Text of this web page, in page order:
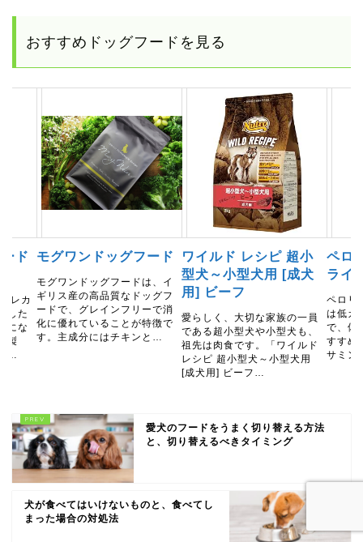
おすすめドッグフードを見る
ド
レカ
した
にな
製
モグワンドッグフード
モグワンドッグフードは、イ
ギリス産の高品質なドッグフ
ードで、グレインフリーで消
化に優れていることが特徴で
す。主成分にはチキンと…
ワイルド レシピ 超小
型犬～小型犬用 [成犬
用] ビーフ
愛らしく、大切な家族の一員
である超小型犬や小型犬も、
祖先は肉食です。「ワイルド
レシピ 超小型犬～小型犬用
[成犬用] ビーフ…
ペロ
ライ
ペロリ
は低カ
で、体
すすめ
サミン
愛犬のフードをうまく切り替える方法
と、切り替えるべきタイミング
犬が食べてはいけないものと、食べてし
まった場合の対処法